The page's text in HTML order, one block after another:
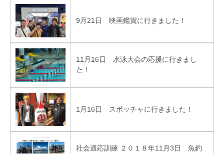
9月21日 映画鑑賞に行きました！
11月16日 水泳大会の応援に行きまし
た！
1月16日 スポッチャに行きました！
社会適応訓練 ２０１８年11月3日 魚釣